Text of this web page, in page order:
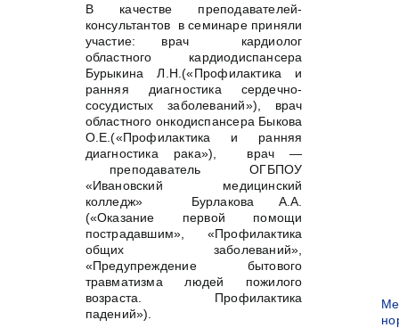
В качестве преподавателей-
консультантов в семинаре приняли
участие: врач кардиолог
областного кардиодиспансера
Бурыкина Л.Н.(«Профилактика и
ранняя диагностика сердечно-
сосудистых заболеваний»), врач
областного онкодиспансера Быкова
О.Е.(«Профилактика и ранняя
диагностика рака»), врач —
преподаватель ОГБПОУ
«Ивановский медицинский
колледж» Бурлакова А.А.
(«Оказание первой помощи
пострадавшим», «Профилактика
общих заболеваний»,
«Предупреждение бытового
травматизма людей пожилого
возраста. Профилактика
падений»).